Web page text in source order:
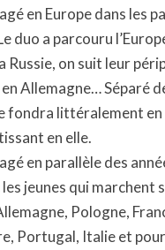
en Europe dans les
duo a parcouru
Russie, on suit leur
Allemagne… Séparé
fondra littéralement en
en elle.
en parallèle des
jeunes qui marchent
Pologne,
Portugal, Italie et